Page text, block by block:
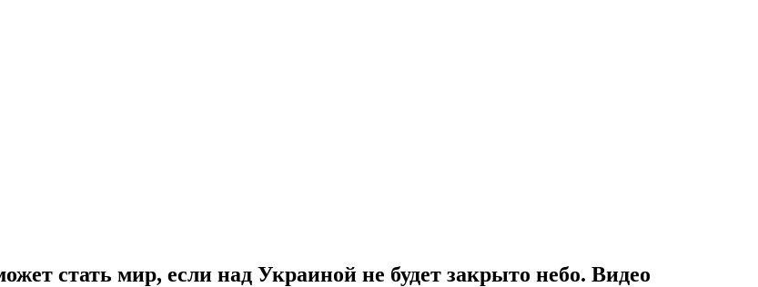
стать мир, если над Украиной не будет закрыто небо. Видео